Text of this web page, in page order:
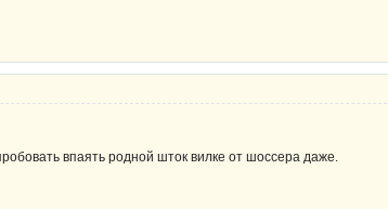
впаять родной шток вилке от шоссера даже.